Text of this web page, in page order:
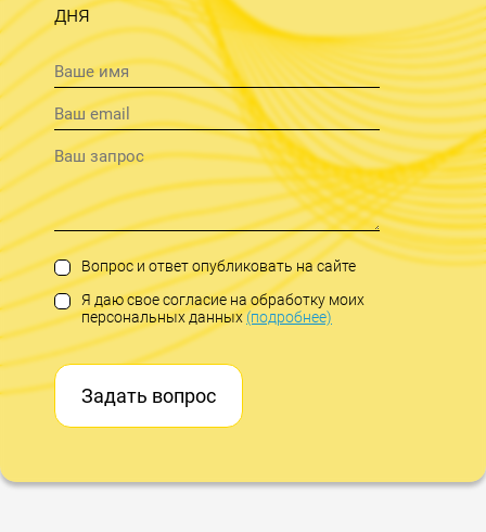
дня
Вопрос и ответ опубликовать на сайте
Я даю свое согласие на обработку моих
персональных данных(подробнее)
Задать вопрос